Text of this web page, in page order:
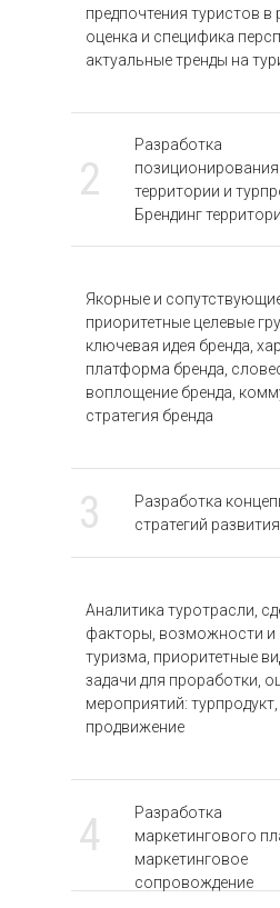
предпочтения туристов в
оценка и специфика
актуальные тренды на
2
Разработка
позиционирования
территории и
Брендинг
Якорные и
приоритетные целевые
ключевая идея бренда,
платформа бренда,
воплощение бренда,
стратегия бренда
3
Разработка
стратегий
Аналитика туротрасли,
факторы, возможности и
туризма, приоритетные
задачи для проработки,
мероприятий:
продвижение
4
Разработка
маркетингового
маркетинговое
сопровождение